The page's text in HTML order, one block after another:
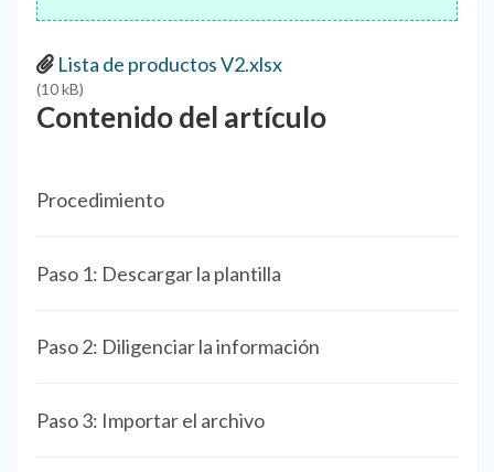
Lista de productos V2.xlsx
(10 kB)
Contenido del artículo
Procedimiento
Paso 1: Descargar la plantilla
Paso 2: Diligenciar la información
Paso 3: Importar el archivo